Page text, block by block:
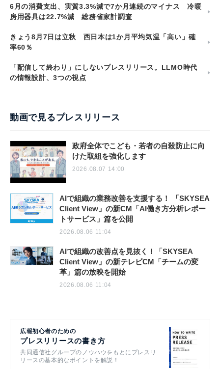
6月の消費支出、実質3.3%減で7か月連続のマイナス 冷暖
房用器具は22.7%減 総務省家計調査
きょう8月7日は立秋 西日本は1か月平均気温「高い」確
率60％
「配信して終わり」にしないプレスリリース。LLMO時代
の情報設計、3つの視点
動画で見るプレスリリース
政府全体でこども・若者の自殺防止に向
けた取組を強化します
2026.08.07 14:00
AIで組織の業務改善を支援する！ 「SKYSEA
Client View」の新CM「AI働き方分析レポー
トサービス」篇を公開
2026.08.06 11:04
AIで組織の改善点を見抜く！「SKYSEA
Client View」の新テレビCM「チームの変
革」篇の放映を開始
2026.08.06 11:04
広報初心者のための
プレスリリースの書き方
共同通信社グループのノウハウをもとにプレスリ
リースの基本的なポイントを解説！